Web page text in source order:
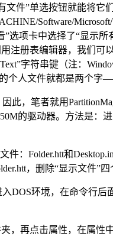
件”单选按钮就能将
Software/
”选项卡中选择了“显
注册表编辑器，我们可
字符串键（注：
个人文件就都是两个字
此，笔者就用
的驱动器。方法是：
件：Folder.htt和
，删除“显示文件”四
DOS环境，在命令行
，再点击属性，在属